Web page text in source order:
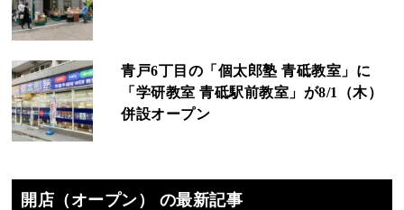
青戸6丁目の「個太郎塾 青砥教室」に
「学研教室 青砥駅前教室」が8/1（木）
併設オープン
開店（オープン） の最新記事